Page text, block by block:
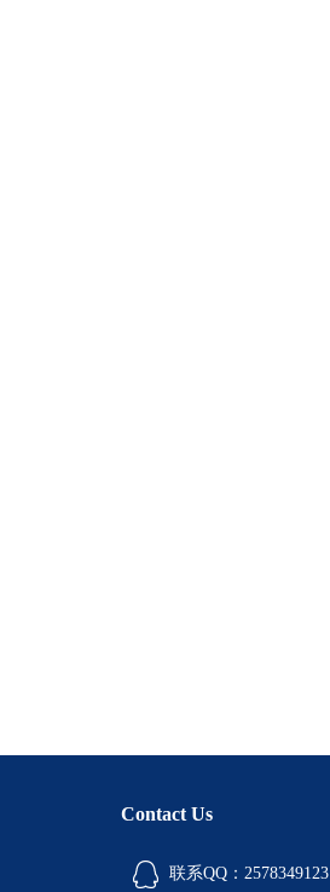
Contact Us
联系QQ：2578349123